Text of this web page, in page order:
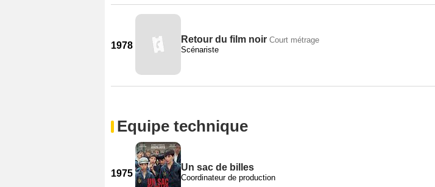
1978
Retour du film noir Court métrage
Scénariste
Equipe technique
1975
Un sac de billes
Coordinateur de production